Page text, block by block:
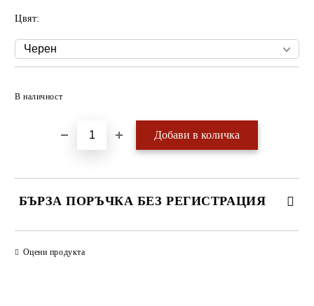
Цвят:
В наличност
БЪРЗА ПОРЪЧКА БЕЗ РЕГИСТРАЦИЯ
Оцени продукта